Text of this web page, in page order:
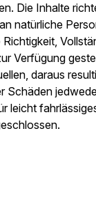
Die Inhalte
natürliche
Verfügung
daraus
Schäden
leicht